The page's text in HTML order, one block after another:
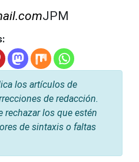
JPM
los artículos de
de redacción.
rechazar los que estén
de sintaxis o faltas